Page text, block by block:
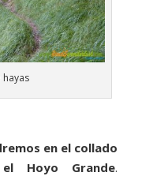
hayas
en el collado
Hoyo Grande.